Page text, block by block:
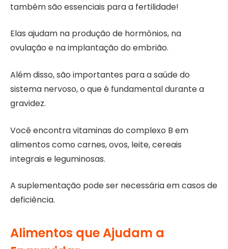
também são essenciais para a fertilidade!
Elas ajudam na produção de hormônios, na
ovulação e na implantação do embrião.
Além disso, são importantes para a saúde do
sistema nervoso, o que é fundamental durante a
gravidez.
Você encontra vitaminas do complexo B em
alimentos como carnes, ovos, leite, cereais
integrais e leguminosas.
A suplementação pode ser necessária em casos de
deficiência.
Alimentos que Ajudam a